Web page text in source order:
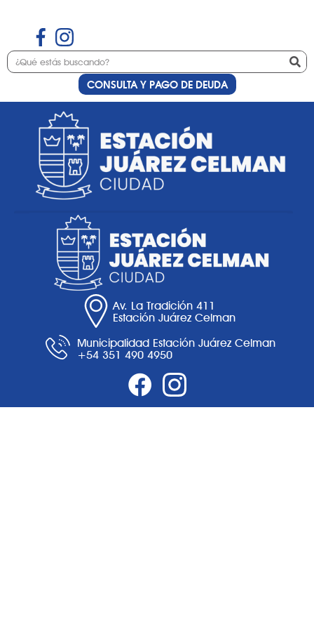
CONSULTA Y PAGO DE DEUDA
Etiqueta:sin
conocimientos
Av. La Tradición 411
Estación Juárez Celman
Municipalidad Estación Juárez Celman
+54 351 490 4950